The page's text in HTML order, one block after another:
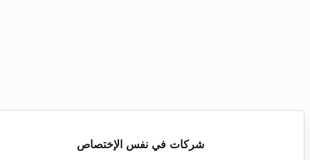
شركات في نفس الإختصاص